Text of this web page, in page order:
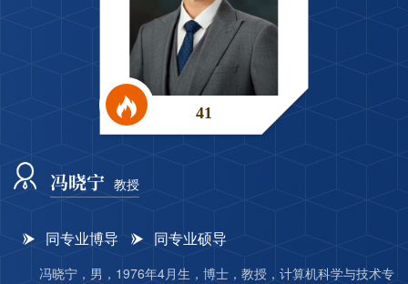
41
冯晓宁 教授
同专业博导 同专业硕导
冯晓宁，男，1976年4月生，博士，教授，计算机科学与技术专